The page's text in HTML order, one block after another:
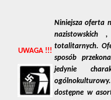
UWAGA !!!
Niniejsza oferta
nazistowskich
totalitarnych.
sposób
jedynie
dostępne w